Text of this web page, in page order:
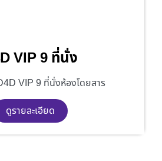
VIP 9 ที่นั่ง
VIP 9 ที่นั่งห้องโดยสาร
ดูรายละเอียด